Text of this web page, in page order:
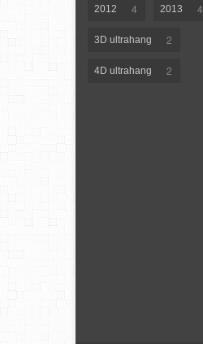
2012 4 2013 4
3D ultrahang 2
4D ultrahang 2